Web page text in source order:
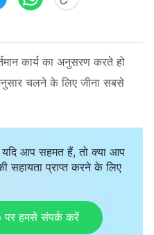
कार्य का अनुसरण करते हो
चलने के लिए जीना सबसे
यदि आप सहमत हैं, तो क्या आप
सहायता प्राप्त करने के लिए
हमसे संपर्क करें